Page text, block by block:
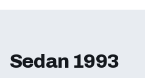
Sedan 1993